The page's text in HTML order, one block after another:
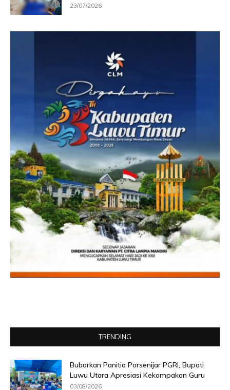
23/07/2026
TRENDING
Bubarkan Panitia Porsenijar PGRI, Bupati
Luwu Utara Apresiasi Kekompakan Guru
03/08/2026